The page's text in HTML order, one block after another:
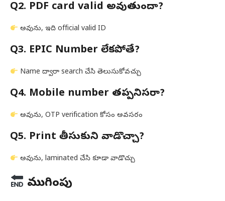
Q2. PDF card valid అవుతుందా?
అవును, ఇది official valid ID
Q3. EPIC Number లేకపోతే?
Name ద్వారా search చేసి తెలుసుకోవచ్చు
Q4. Mobile number తప్పనిసరా?
అవును, OTP verification కోసం అవసరం
Q5. Print తీసుకుని వాడొచ్చా?
అవును, laminated చేసి కూడా వాడొచ్చు
ముగింపు